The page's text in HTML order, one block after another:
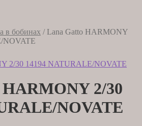
в бобинах / Lana Gatto HARMONY
NOVATE
2/30
NOVATE